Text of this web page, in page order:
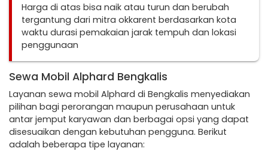
Harga di atas bisa naik atau turun dan berubah
tergantung dari mitra okkarent berdasarkan kota
waktu durasi pemakaian jarak tempuh dan lokasi
penggunaan
Sewa Mobil Alphard Bengkalis
Layanan sewa mobil Alphard di Bengkalis menyediakan
pilihan bagi perorangan maupun perusahaan untuk
antar jemput karyawan dan berbagai opsi yang dapat
disesuaikan dengan kebutuhan pengguna. Berikut
adalah beberapa tipe layanan: